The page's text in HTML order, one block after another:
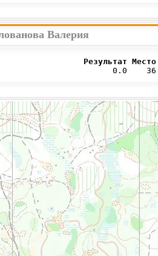
Валерия
Результат Место
0.0    36